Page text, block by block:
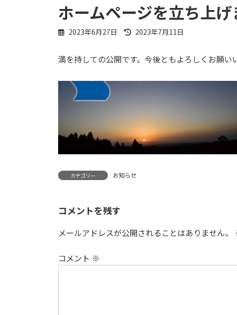
ホームページを立ち上げ
2023年6月27日
最
新
時
2023年7月11日
満を持しての公開です。今後ともよろしくお願い
カテゴリー お知らせ
コメントを残す
メールアドレスが公開されることはありません。
コメント ※